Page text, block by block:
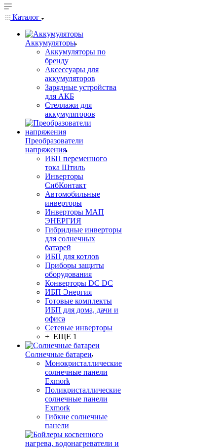
Каталог
Аккумуляторы
Аккумуляторы по
бренду
Аксессуары для
аккумуляторов
Зарядные устройства
для АКБ
Стеллажи для
аккумуляторов
Преобразователи
напряжения
ИБП переменного
тока Штиль
Инверторы
СибКонтакт
Автомобильные
инверторы
Инверторы МАП
ЭНЕРГИЯ
Гибридные инверторы
для солнечных
батарей
ИБП для котлов
Приборы защиты
оборудования
Конверторы DC DC
ИБП Энергия
Готовые комплекты
ИБП для дома, дачи и
офиса
Сетевые инверторы
+ ЕЩЕ 1
Солнечные батареи
Монокристаллические
солнечные панели
Exmork
Поликристаллические
солнечные панели
Exmork
Гибкие солнечные
панели